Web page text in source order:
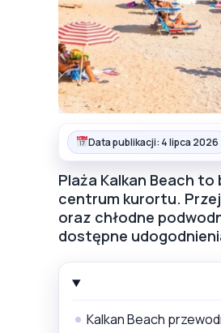
Data publikacji: 4 lipca 2026
Plaża Kalkan Beach
centrum kurortu.
oraz chłodne
dostępne
Kalkan Beach